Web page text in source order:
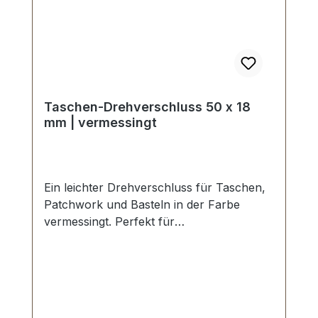
Taschen-Drehverschluss 50 x 18
mm | vermessingt
Ein leichter Drehverschluss für Taschen,
Patchwork und Basteln in der Farbe
vermessingt. Perfekt für